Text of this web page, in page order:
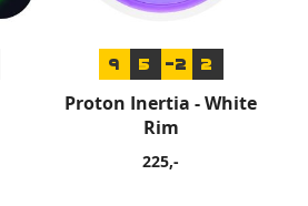
9 5 -2 2
Proton Inertia - White
Rim
225,-